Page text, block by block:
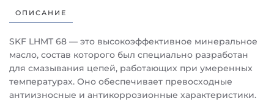
ОПИСАНИЕ
SKF LHMT 68 — это высокоэффективное минеральное
масло, состав которого был специально разработан
для смазывания цепей, работающих при умеренных
температурах. Оно обеспечивает превосходные
антиизносные и антикоррозионные характеристики.